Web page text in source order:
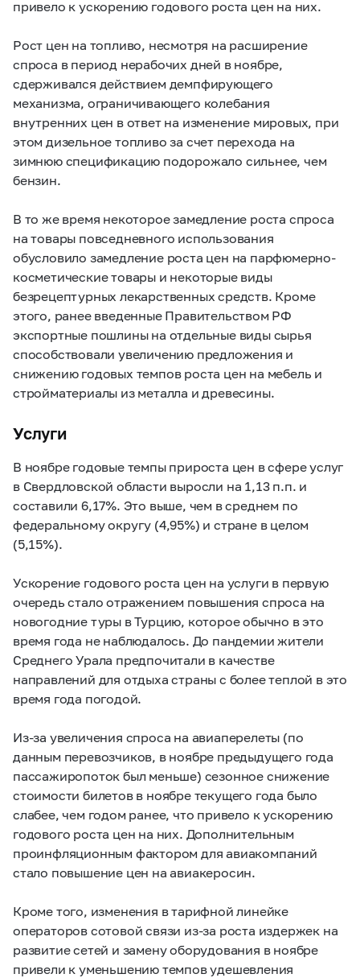
привело к ускорению годового роста цен на них.
Рост цен на топливо, несмотря на расширение
спроса в период нерабочих дней в ноябре,
сдерживался действием демпфирующего
механизма, ограничивающего колебания
внутренних цен в ответ на изменение мировых, при
этом дизельное топливо за счет перехода на
зимнюю спецификацию подорожало сильнее, чем
бензин.
В то же время некоторое замедление роста спроса
на товары повседневного использования
обусловило замедление роста цен на парфюмерно-
косметические товары и некоторые виды
безрецептурных лекарственных средств. Кроме
этого, ранее введенные Правительством РФ
экспортные пошлины на отдельные виды сырья
способствовали увеличению предложения и
снижению годовых темпов роста цен на мебель и
стройматериалы из металла и древесины.
Услуги
В ноябре годовые темпы прироста цен в сфере услуг
в Свердловской области выросли на 1,13 п.п. и
составили 6,17%. Это выше, чем в среднем по
федеральному округу (4,95%) и стране в целом
(5,15%).
Ускорение годового роста цен на услуги в первую
очередь стало отражением повышения спроса на
новогодние туры в Турцию, которое обычно в это
время года не наблюдалось. До пандемии жители
Среднего Урала предпочитали в качестве
направлений для отдыха страны с более теплой в это
время года погодой.
Из-за увеличения спроса на авиаперелеты (по
данным перевозчиков, в ноябре предыдущего года
пассажиропоток был меньше) сезонное снижение
стоимости билетов в ноябре текущего года было
слабее, чем годом ранее, что привело к ускорению
годового роста цен на них. Дополнительным
проинфляционным фактором для авиакомпаний
стало повышение цен на авиакеросин.
Кроме того, изменения в тарифной линейке
операторов сотовой связи из-за роста издержек на
развитие сетей и замену оборудования в ноябре
привели к уменьшению темпов удешевления